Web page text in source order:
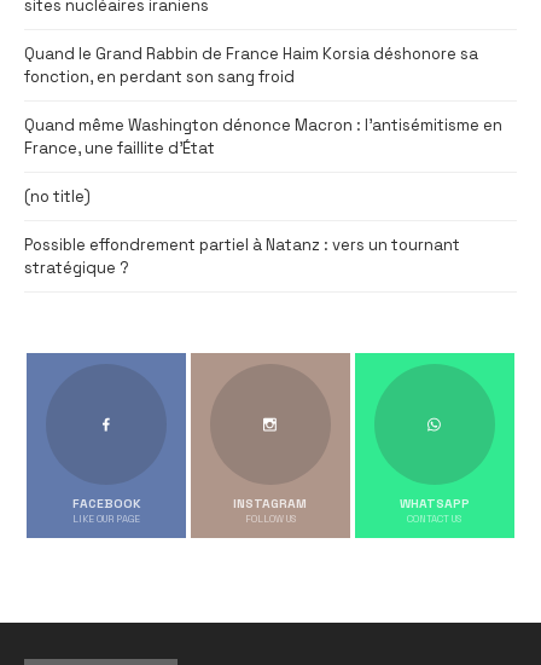
sites nucléaires iraniens
Quand le Grand Rabbin de France Haim Korsia déshonore sa
fonction, en perdant son sang froid
Quand même Washington dénonce Macron : l’antisémitisme en
France, une faillite d’État
(no title)
Possible effondrement partiel à Natanz : vers un tournant
stratégique ?
FACEBOOK
LIKE OUR PAGE
INSTAGRAM
FOLLOW US
WHATSAPP
CONTACT US